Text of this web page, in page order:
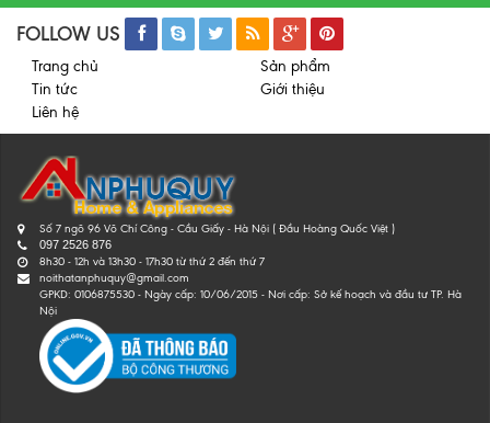
FOLLOW US
Trang chủ
Sản phẩm
Tin tức
Giới thiệu
Liên hệ
Số 7 ngõ 96 Võ Chí Công - Cầu Giấy - Hà Nội ( Đầu Hoàng Quốc Việt )
097 2526 876
8h30 - 12h và 13h30 - 17h30 từ thứ 2 đến thứ 7
noithatanphuquy@gmail.com
GPKD: 0106875530 - Ngày cấp: 10/06/2015 - Nơi cấp: Sở kế hoạch và đầu tư TP. Hà
Nội